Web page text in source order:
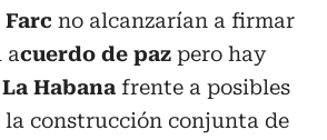
Farc no alcanzarían a firmar
acuerdo de paz pero hay
La Habana frente a posibles
la construcción conjunta de